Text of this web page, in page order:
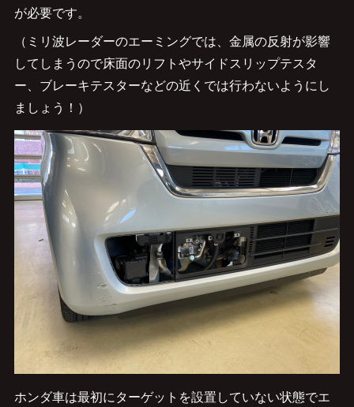
が必要です。
（ミリ波レーダーのエーミングでは、金属の反射が影響
してしまうので床面のリフトやサイドスリップテスタ
ー、ブレーキテスターなどの近くでは行わないようにし
ましょう！）
ホンダ車は最初にターゲットを設置していない状態でエ